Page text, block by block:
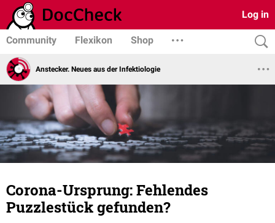
Log in
Community Flexikon Shop
Anstecker. Neues aus der Infektiologie
Corona-Ursprung: Fehlendes
Puzzlestück gefunden?